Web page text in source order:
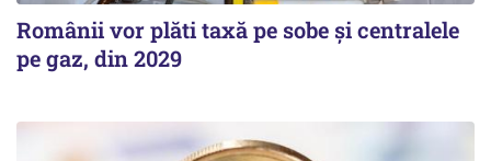
Românii vor plăti taxă pe sobe şi centralele
pe gaz, din 2029